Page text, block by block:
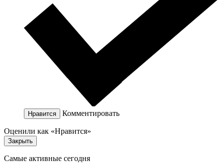
Нравится Комментировать
Оценили как «Нравится»
Закрыть
Самые активные сегодня